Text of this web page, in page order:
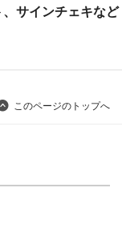
サインチェキなど
このページのトップへ